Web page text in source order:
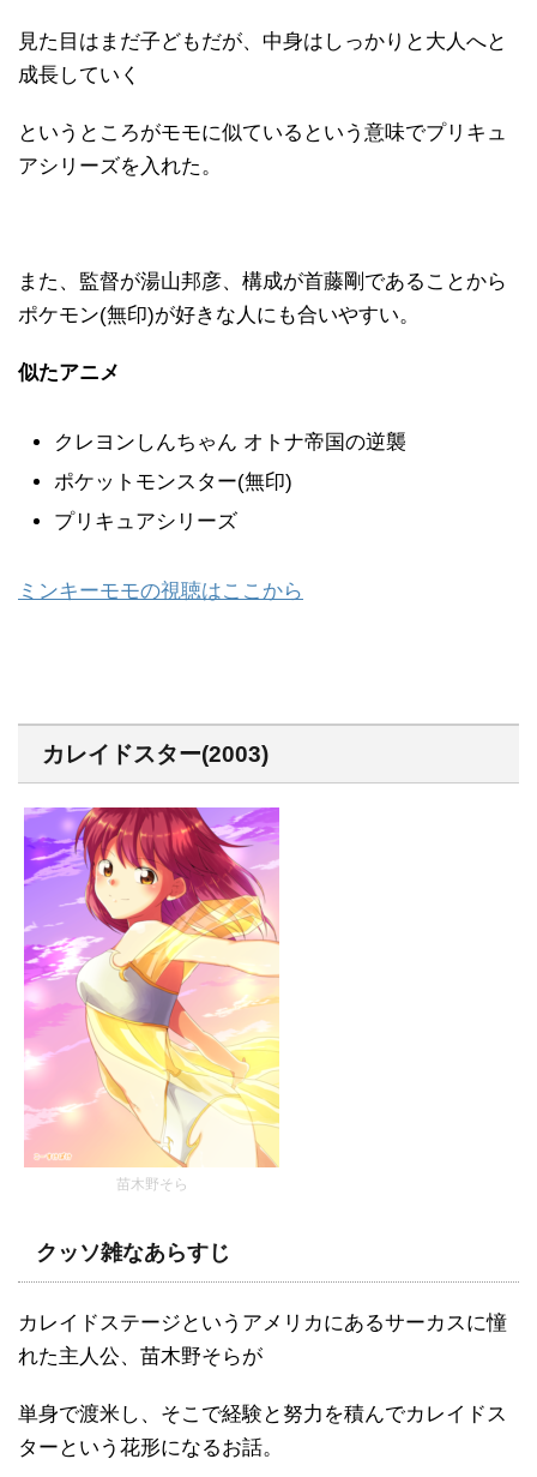
見た目はまだ子どもだが、中身はしっかりと大人へと
成長していく
というところがモモに似ているという意味でプリキュ
アシリーズを入れた。
また、監督が湯山邦彦、構成が首藤剛であることから
ポケモン(無印)が好きな人にも合いやすい。
似たアニメ
クレヨンしんちゃん オトナ帝国の逆襲
ポケットモンスター(無印)
プリキュアシリーズ
ミンキーモモの視聴はここから
カレイドスター(2003)
苗木野そら
クッソ雑なあらすじ
カレイドステージというアメリカにあるサーカスに憧
れた主人公、苗木野そらが
単身で渡米し、そこで経験と努力を積んでカレイドス
ターという花形になるお話。